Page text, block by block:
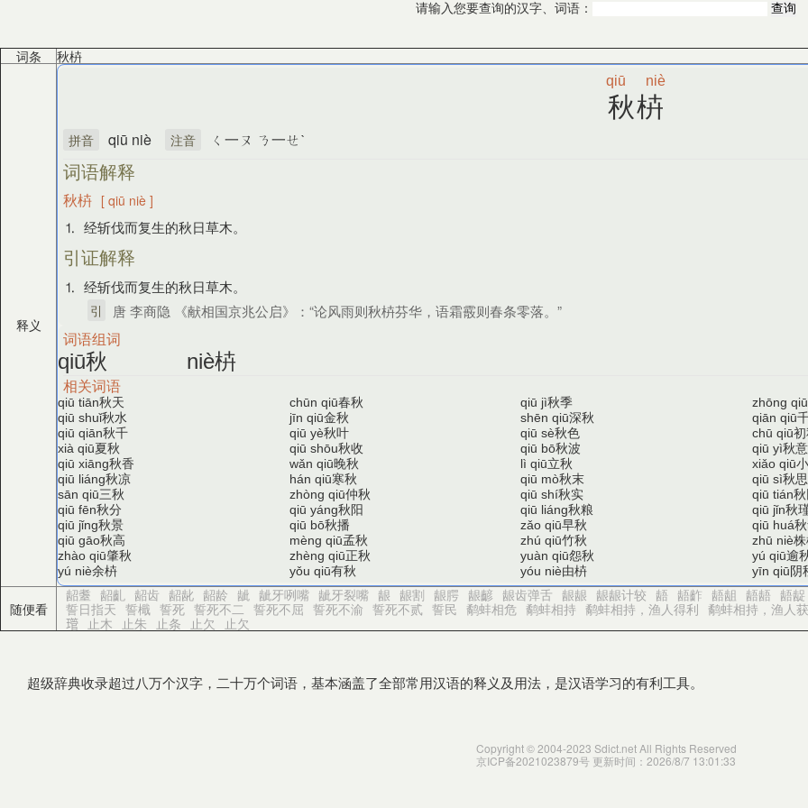
请输入您要查询的汉字、词语：
词条 秋枿
释义
qiū niè
秋枿
拼音 qiū niè 注音 ㄑ一ㄡ ㄋ一ㄝˋ
词语解释
秋枿 [ qiū niè ]
⒈ 经斩伐而复生的秋日草木。
引证解释
⒈ 经斩伐而复生的秋日草木。
引 唐 李商隐 《献相国京兆公启》：“论风雨则秋枿芬华，语霜霰则春条零落。”
词语组词
qiū秋 niè枿
相关词语
qiū tiān秋天 chūn qiū春秋 qiū jì秋季 zhōng qiū
qiū shuǐ秋水 jīn qiū金秋 shēn qiū深秋 qiān qiū
qiū qiān秋千 qiū yè秋叶 qiū sè秋色 chū qiū
xià qiū夏秋 qiū shōu秋收 qiū bō秋波 qiū yì秋意
qiū xiāng秋香 wǎn qiū晚秋 lì qiū立秋 xiǎo qiū
qiū liáng秋凉 hán qiū寒秋 qiū mò秋末 qiū sì秋思
sān qiū三秋 zhòng qiū仲秋 qiū shí秋实 qiū tián
qiū fēn秋分 qiū yáng秋阳 qiū liáng秋粮 qiū jǐn秋
qiū jǐng秋景 qiū bō秋播 zǎo qiū早秋 qiū huá
qiū gāo秋高 mèng qiū孟秋 zhú qiū竹秋 zhū niè
zhào qiū肇秋 zhèng qiū正秋 yuàn qiū怨秋 yú qiū逾
yú niè余枿 yǒu qiū有秋 yóu niè由枿 yīn qiū阴
随便看
龆耋 龆齓 龆齿 龆龀 龆龄 龇 龇牙咧嘴 龇牙裂嘴 龈 龈割 龈腭 龈齴 龈齿弹舌 龈龈 龈龈计较 龉 龉齚 龉龃 龉龉 龉龊
誓日指天 誓檝 誓死 誓死不二 誓死不屈 誓死不渝 誓死不贰 誓民 鹬蚌相危 鹬蚌相持 鹬蚌相持，渔人得利 鹬蚌相持，渔人
𤪔
止木 止朱 止条 止欠 止欠
超级辞典收录超过八万个汉字，二十万个词语，基本涵盖了全部常用汉语的释义及用法，是汉语学习的有利工具。
Copyright © 2004-2023 Sdict.net All Rights Reserved
京ICP备2021023879号 更新时间：2026/8/7 13:01:33